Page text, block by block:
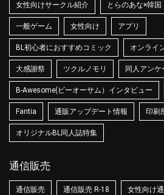
女性向けサークル紹介 とらのあな×韓国
一般ゲーム 女性向け アプリ
BL初心者におすすめコミック オンライ
大感謝祭 ツクルノモリ 同人アンケ
B-Awesome(ビーオーサム）インタビュー
Fantia 通販アップデート情報 印刷
オリジナルBL同人誌特集
通信販売
通信販売 通信販売 R-18 女性向け